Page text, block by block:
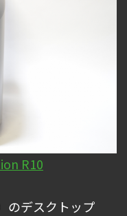
R10
のデスクトップ